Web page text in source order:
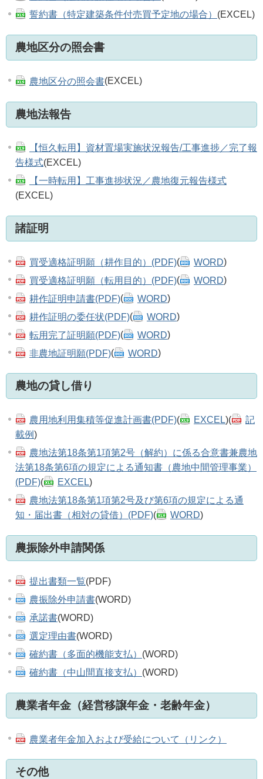
誓約書（特定建築条件付売買予定地の場合） (EXCEL)
農地区分の照会書
農地区分の照会書(EXCEL)
農地法報告
【恒久転用】資材置場実施状況報告/工事進捗／完了報
告様式(EXCEL)
【一時転用】工事進捗状況／農地復元報告様式
(EXCEL)
諸証明
買受適格証明願（耕作目的）(PDF)( WORD)
買受適格証明願（転用目的）(PDF)( WORD)
耕作証明申請書(PDF)( WORD)
耕作証明の委任状(PDF)( WORD)
転用完了証明願(PDF)( WORD)
非農地証明願(PDF)( WORD)
農地の貸し借り
農用地利用集積等促進計画書(PDF)( EXCEL)(
記
載例)
農地法第18条第1項第2号（解約）に係る合意書兼農地
法第18条第6項の規定による通知書（農地中間管理事業）
(PDF)( EXCEL)
農地法第18条第1項第2号及び第6項の規定による通
知・届出書（相対の貸借）(PDF)( WORD)
農振除外申請関係
提出書類一覧(PDF)
農振除外申請書(WORD)
承諾書(WORD)
選定理由書(WORD)
確約書（多面的機能支払） (WORD)
確約書（中山間直接支払） (WORD)
農業者年金（経営移譲年金・老齢年金）
農業者年金加入および受給について（リンク）
その他